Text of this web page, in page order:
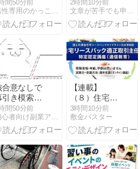
るおしゃれ
木製名刺を
間50分前
男性専用のかっこいい名刺販売サイト
2時間10分前
文章が苦手でも申し込まれるステップメールが作れるブログ
合意なしで
引き模索か
、イラン6
件で困難に
間50分前
初心者向け副業アフィリエイト情報館 InfoShop
【連載】
（８）住宅リ
ースバック適
正取引講座：
第2章 事例と
3時間10分前
敷金バスター